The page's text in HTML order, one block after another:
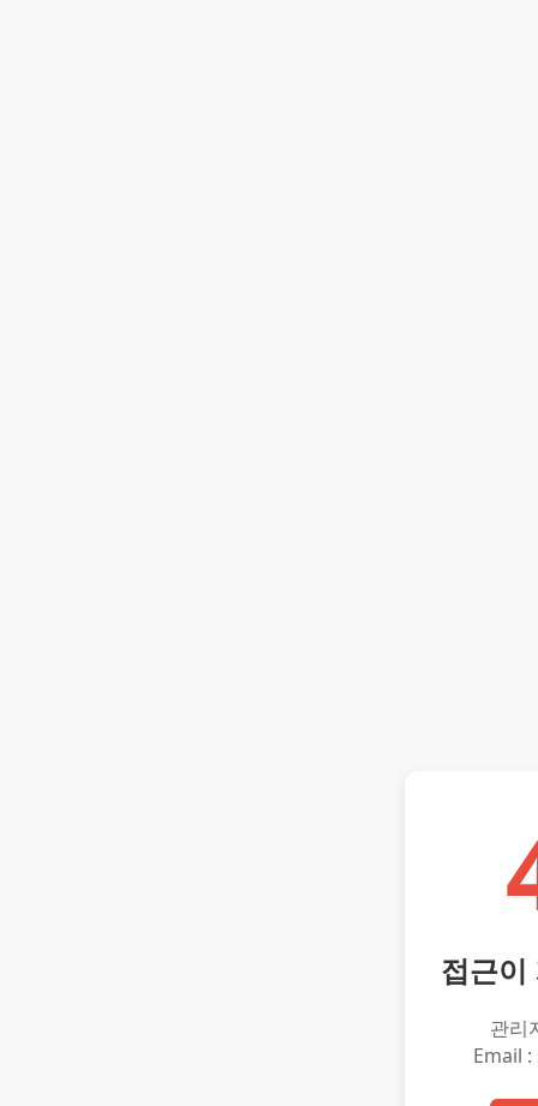
접근이
관리
Email